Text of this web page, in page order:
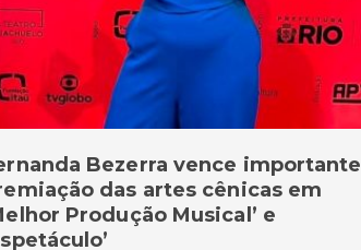
Bezerra vence importante
das artes cênicas em
Produção Musical’ e